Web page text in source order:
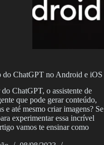
do ChatGPT no Android e iOS
ChatGPT, o assistente de
que pode gerar conteúdo,
e até mesmo criar imagens? Se
experimentar essa incrível
vamos te ensinar como